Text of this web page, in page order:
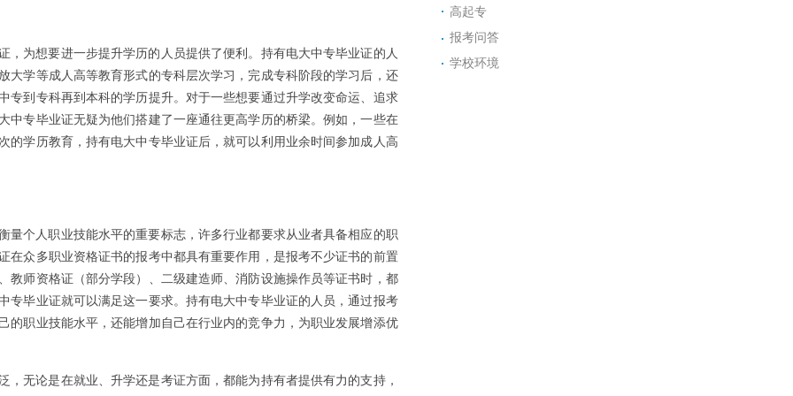
，为想要进一步提升学历的人员提供了便利。持有电大中专毕业证的人
大学等成人高等教育形式的专科层次学习，完成专科阶段的学习后，还
专到专科再到本科的学历提升。对于一些想要通过升学改变命运、追求
中专毕业证无疑为他们搭建了一座通往更高学历的桥梁。例如，一些在
的学历教育，持有电大中专毕业证后，就可以利用业余时间参加成人高
量个人职业技能水平的重要标志，许多行业都要求从业者具备相应的职
在众多职业资格证书的报考中都具有重要作用，是报考不少证书的前置
教师资格证（部分学段）、二级建造师、消防设施操作员等证书时，都
专毕业证就可以满足这一要求。持有电大中专毕业证的人员，通过报考
的职业技能水平，还能增加自己在行业内的竞争力，为职业发展增添优
，无论是在就业、升学还是考证方面，都能为持有者提供有力的支持，
高起专
报考问答
学校环境